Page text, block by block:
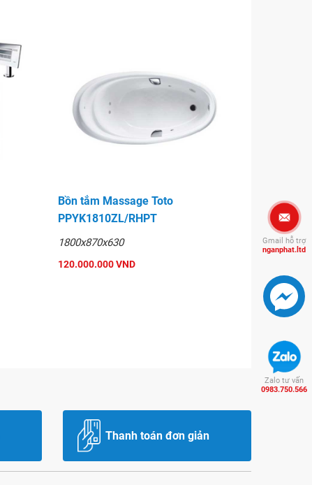
Bồn tắm Massage Toto
PPYK1810ZL/RHPT
1800x870x630
120.000.000 VND
Thanh toán đơn giản
Gmail hỗ trợ
nganphat.ltd
Zalo tư vấn
0983.750.566